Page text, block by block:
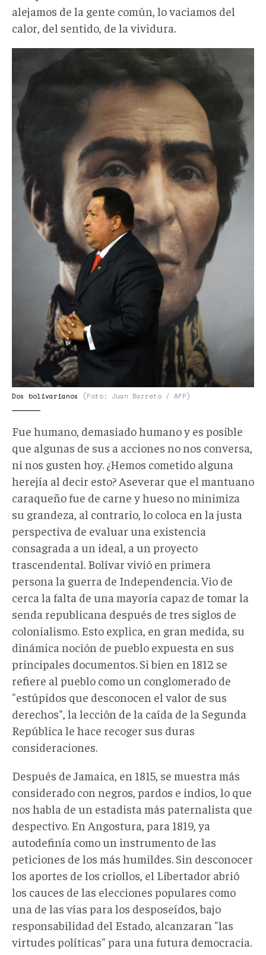
alejamos de la gente común, lo vaciamos del
calor, del sentido, de la vividura.
chavez
bolivar
1.jpg
Dos bolivarianos (Foto: Juan Barreto / AFP)
Fue humano, demasiado humano y es posible
que algunas de sus a acciones no nos conversa,
ni nos gusten hoy. ¿Hemos cometido alguna
herejía al decir esto? Aseverar que el mantuano
caraqueño fue de carne y hueso no minimiza
su grandeza, al contrario, lo coloca en la justa
perspectiva de evaluar una existencia
consagrada a un ideal, a un proyecto
trascendental. Bolívar vivió en primera
persona la guerra de Independencia. Vio de
cerca la falta de una mayoría capaz de tomar la
senda republicana después de tres siglos de
colonialismo. Esto explica, en gran medida, su
dinámica noción de pueblo expuesta en sus
principales documentos. Si bien en 1812 se
refiere al pueblo como un conglomerado de
"estúpidos que desconocen el valor de sus
derechos", la lección de la caída de la Segunda
República le hace recoger sus duras
consideraciones.
Después de Jamaica, en 1815, se muestra más
considerado con negros, pardos e indios, lo que
nos habla de un estadista más paternalista que
despectivo. En Angostura, para 1819, ya
autodefinía como un instrumento de las
peticiones de los más humildes. Sin desconocer
los aportes de los criollos, el Libertador abrió
los cauces de las elecciones populares como
una de las vías para los desposeídos, bajo
responsabilidad del Estado, alcanzaran "las
virtudes políticas" para una futura democracia.